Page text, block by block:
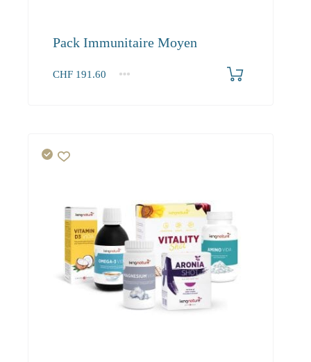
Pack Immunitaire Moyen
CHF 191.60
1+